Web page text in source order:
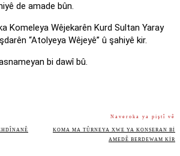
de amade bûn.
Komeleya Wêjekarên Kurd Sultan Yaray
“Atolyeya Wêjeyê” û şahiyê kir.
bi dawî bû.
Naveroka ya piştî vê
KOMA MA TÛRNEYA XWE YA KONSERAN BI
AMEDÊ BERDEWAM KIR